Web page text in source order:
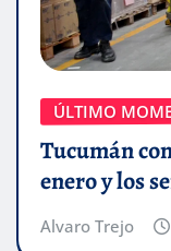
ÚLTIMO
Tucumán
enero y los
Alvaro Trejo